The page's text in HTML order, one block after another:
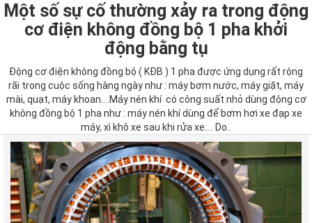
Một số sự cố thường xảy ra trong động
cơ điện không đồng bộ 1 pha khởi
động bằng tụ
Động cơ điện không đồng bộ ( KĐB ) 1 pha được ứng dụng rất rộng
rãi trong cuộc sống hàng ngày như : máy bơm nước, máy giặt, máy
mài, quạt, máy khoan....Máy nén khí có công suất nhỏ dùng động cơ
không đồng bộ 1 pha như : máy nén khí dùng để bơm hơi xe đạp xe
máy, xì khô xe sau khi rửa xe.... Do..